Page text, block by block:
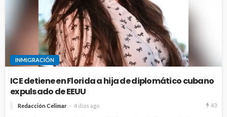
INMIGRACIÓN
ICE detiene en Florida a hija de diplomático cubano
expulsado de EEUU
Redacción Celimar 4 días ago 43